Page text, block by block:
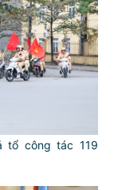
tổ công tác 119